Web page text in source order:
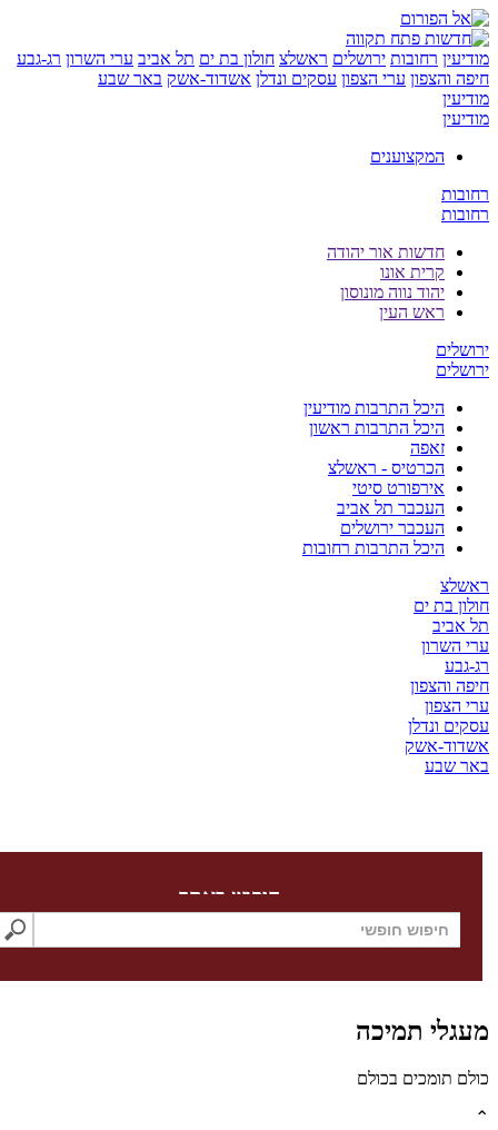
רחובות ירושלים ראשלצ חולון בת ים תל אביב ערי השרון רג-גבע
והצפון ערי הצפון עסקים ונדלן אשדוד-אשק באר שבע
המקצוענים
חדשות אור יהודה
קרית אונו
יהוד נווה מונוסון
ראש העין
היכל התרבות מודיעין
היכל התרבות ראשון
זאפה
הכרטיס - ראשלצ
אירפורט סיטי
העכבר תל אביב
העכבר ירושלים
היכל התרבות רחובות
בת ים
אביב
השרון
גבע
והצפון
הצפון
ונדלן
אשק
שבע
חיפוש באתר
תמיכה
תומכים בכולם